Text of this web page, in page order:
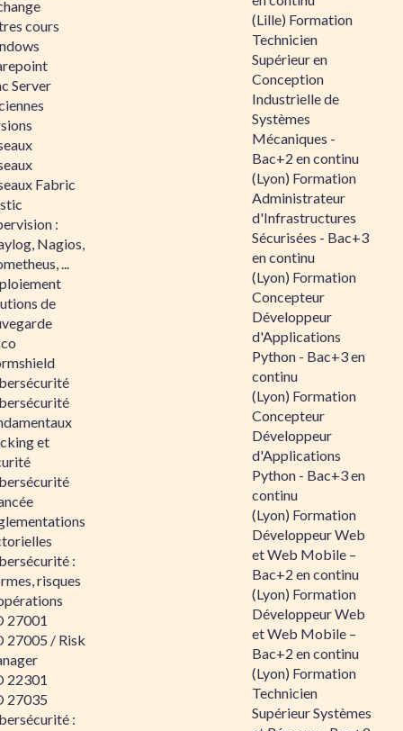
cours
Server
Fabric
:
Nagios,
...
de
et
:
risques
27001
27005 / Risk
22301
27035
:
(Lille) Formation
Technicien
Supérieur en
Conception
Industrielle de
Systèmes
Mécaniques -
Bac+2 en continu
(Lyon) Formation
Administrateur
d'Infrastructures
Sécurisées - Bac+3
en continu
(Lyon) Formation
Concepteur
Développeur
d'Applications
Python - Bac+3 en
continu
(Lyon) Formation
Concepteur
Développeur
d'Applications
Python - Bac+3 en
continu
(Lyon) Formation
Développeur Web
et Web Mobile –
Bac+2 en continu
(Lyon) Formation
Développeur Web
et Web Mobile –
Bac+2 en continu
(Lyon) Formation
Technicien
Supérieur Systèmes